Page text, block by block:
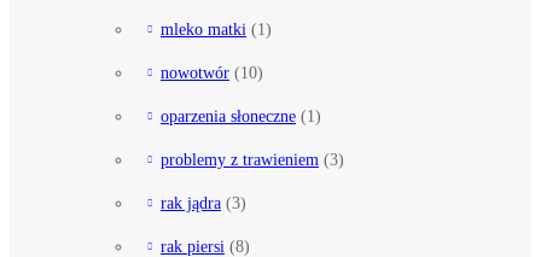
mleko matki (1)
nowotwór (10)
oparzenia słoneczne (1)
problemy z trawieniem (3)
rak jądra (3)
rak piersi (8)